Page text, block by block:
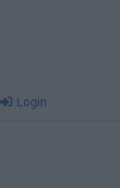
Login